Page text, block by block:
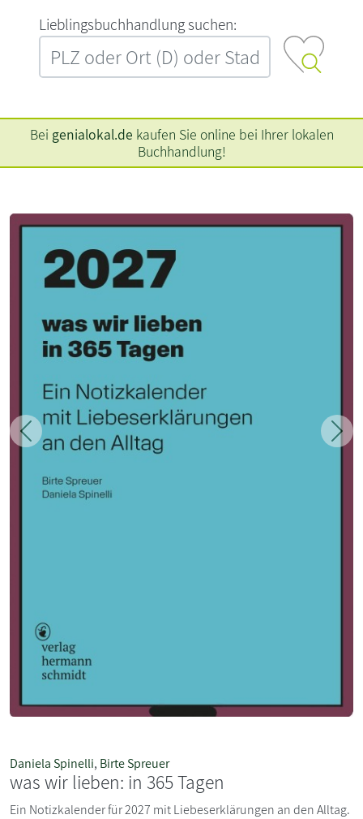
L‍i‍e‍b‍l‍i‍n‍g‍s‍b‍u‍c‍h‍h‍a‍n‍d‍l‍u‍n‍g‍ ‍s‍u‍c‍h‍e‍n‍:‍
Bei genialokal.de kaufen Sie online bei Ihrer lokalen
Buchhandlung!
Zurück
Daniela Spinelli, Birte Spreuer
was wir lieben: in 365 Tagen
Ein Notizkalender für 2027 mit Liebeserklärungen an den Alltag.